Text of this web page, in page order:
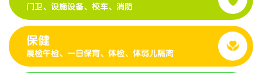
门卫、设施设备、校车、消防
保健
晨检午检、一日保育、体检、体弱儿隔离